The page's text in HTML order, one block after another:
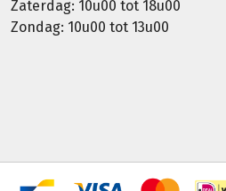
Zaterdag: 10u00 tot 18u00
Zondag: 10u00 tot 13u00